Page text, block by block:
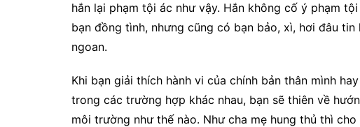
hắn lại phạm tội ác như vậy. Hắn không cố ý phạm
bạn đồng tình, nhưng cũng có bạn bảo, xì, hơi đâu
ngoan.
Khi bạn giải thích hành vi của chính bản thân mình
trong các trường hợp khác nhau, bạn sẽ thiên về
môi trường như thế nào. Như cha mẹ hung thủ thì